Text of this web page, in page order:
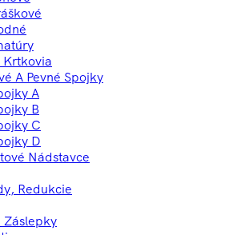
Krtkovia
A Pevné Spojky
A
B
C
D
Nádstavce
Redukcie
Záslepky